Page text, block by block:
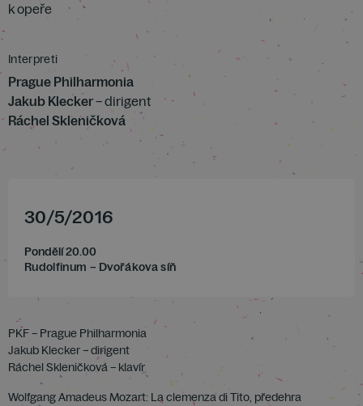
k opeře
Interpreti
Prague Philharmonia
Jakub Klecker– dirigent
Ráchel Skleničková
30/5/2016
Pondělí 20.00
Rudolfinum – Dvořákova síň
PKF – Prague Philharmonia
Jakub Klecker – dirigent
Ráchel Skleničková – klavír
Wolfgang Amadeus Mozart: La clemenza di Tito, předehra